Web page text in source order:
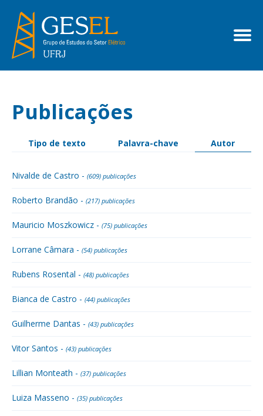
Publicações
Tipo de texto Palavra-chave Autor
Nivalde de Castro - (609) publicações
Roberto Brandão - (217) publicações
Mauricio Moszkowicz - (75) publicações
Lorrane Câmara - (54) publicações
Rubens Rosental - (48) publicações
Bianca de Castro - (44) publicações
Guilherme Dantas - (43) publicações
Vitor Santos - (43) publicações
Lillian Monteath - (37) publicações
Luiza Masseno - (35) publicações